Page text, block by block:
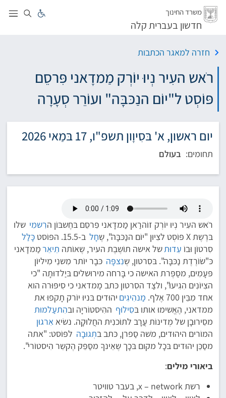
דלג
משרד החינוך
חדשון בעברית קלה
חזרה למאגר הכתבות
רֹאש העִיר נְיוּ יוֹרְק מַמדָאני פִּרסֵם
פּוֹסְט ל"יוֹם הנַכּבָָּה" ועוֹרֵר סְעָרָה
יום ראשון, א' בּסִיוָון תשפ"ו, 17 בּמַאי 2026
תחומים: בעולם
רֹאש העִיר נְיוּ יוֹרְק זוֹהרַאן מַמדָאני פִּרסֵם בּחֶשבּוֹן הרִשמִי שלו
בּרֶשֶת X פּוֹסְט לצִיוּן "יוֹם הנַכּבָּה", שֶ
חָל ב-15.5. הפּוֹסט
כָּלַל
סִרטוֹן וּבוֹ עֵדוּתשל אישה תוֹשֶבֶת העיר, שֶאוֹתה תֵיאֵרמַמדָאני
כּ"שׂוֹרֶדֶת נַכּבָּה". בּסִרטון, שֶנִצפָּה כּבָר יוֹתר מִשנֵי מִיליוֹן
פּעָמִים, מסַפֶּרת האישה כי בָּרחה מירוּשלים בּיַלדוּתָה "כי
הצִיוֹנִים הִגִיעוּ", ולצַד הסִרטון כּתב מַמדאני כי סִיפּוּרה הוא
אחד מִבֵּין 700 אֶלף.
מַנהִיגִים יהוּדים בּניוּ יוֹרק תָקפוּ את
ממדאני, הֶאֱשימוּ אותו בּסִילוּף ההִיסטוֹריָה ובהִתעַלמוּת
מסֵירוּבָן של מְדינוֹת עֲרָב לתוֹכנִית החֲלוּקָה. נשׂיאאִרגוּן
המוֹרים היהוּדים, מֹשה סַפרן, כּתב בתְגוּבָה לפּוֹסט: "אתה
מסַכֵּן יהוּדים בּכָל מקום בּכָך שֶאֵינךָ מסַפֵּק הֶקשֵר הִיסטוֹרי".
ביאורי מילים:
רשת x – network, בעבר טוויטר